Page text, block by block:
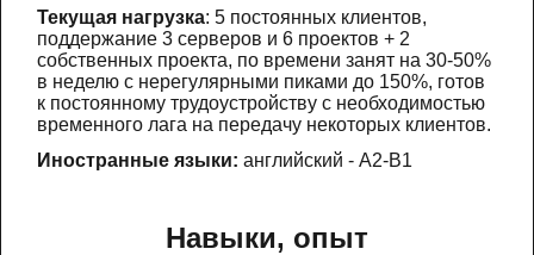
Текущая нагрузка: 5 постоянных клиентов,
поддержание 3 серверов и 6 проектов + 2
собственных проекта, по времени занят на 30-50%
в неделю с нерегулярными пиками до 150%, готов
к постоянному трудоустройству с необходимостью
временного лага на передачу некоторых клиентов.
Иностранные языки: английский - A2-B1
Навыки, опыт